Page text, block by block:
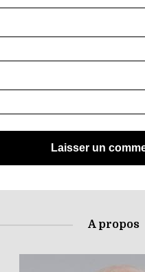
A propos